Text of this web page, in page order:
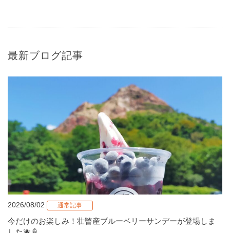
最新ブログ記事
2026/08/02 通常記事
今だけのお楽しみ！壮瞥産ブルーベリーサンデーが登場しま